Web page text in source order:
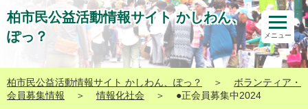
柏市民公益活動情報サイト かしわん、
ぽっ？
メニュー
柏市民公益活動情報サイト かしわん、ぽっ？ ＞
ボランティア・
会員募集情報
＞ 情報化社会 ＞ ●正会員募集中2024